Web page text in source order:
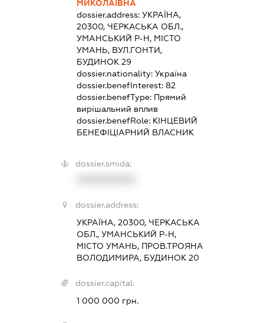
МИКОЛАЇВНА
dossier.address:УКРАЇНА,
20300, ЧЕРКАСЬКА ОБЛ.,
УМАНСЬКИЙ Р-Н, МІСТО
УМАНЬ, ВУЛ.ГОНТИ,
БУДИНОК 29
dossier.nationality:Україна
dossier.benefInterest:82
dossier.benefType: Прямий
вирішальний вплив
dossier.benefRole: КІНЦЕВИЙ
БЕНЕФІЦІАРНИЙ ВЛАСНИК
dossier.smida:
dossier.address:
УКРАЇНА, 20300, ЧЕРКАСЬКА
ОБЛ., УМАНСЬКИЙ Р-Н,
МІСТО УМАНЬ, ПРОВ.ТРОЯНА
ВОЛОДИМИРА, БУДИНОК 20
dossier.capital:
1 000 000 грн.